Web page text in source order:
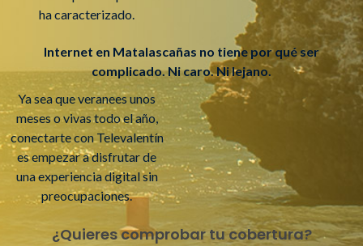
ha caracterizado.
Internet en Matalascañas no tiene por qué ser
complicado. Ni caro. Ni lejano.
Ya sea que veranees unos
meses o vivas todo el año,
conectarte con Televalentín
es empezar a disfrutar de
una experiencia digital sin
preocupaciones.
¿Quieres comprobar tu cobertura?